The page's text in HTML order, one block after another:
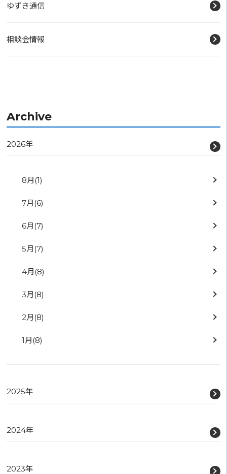
ゆずき通信
相談会情報
Archive
2026年
8月 (1)
7月 (6)
6月 (7)
5月 (7)
4月 (8)
3月 (8)
2月 (8)
1月 (8)
2025年
2024年
2023年